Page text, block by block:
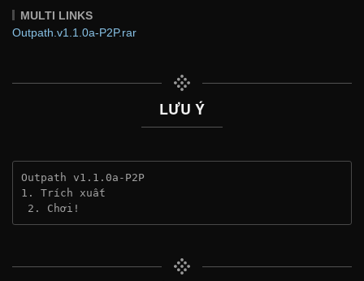
MULTI LINKS
Outpath.v1.1.0a-P2P.rar
LƯU Ý
Outpath v1.1.0a-P2P
1. Trích xuất
2. Chơi!